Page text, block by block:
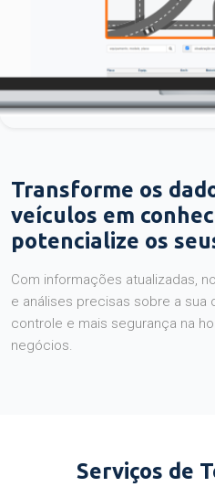
Transforme os
veículos em
potencialize os
Com informações atualizadas,
e análises precisas sobre a
controle e mais segurança na
negócios.
Serviços de